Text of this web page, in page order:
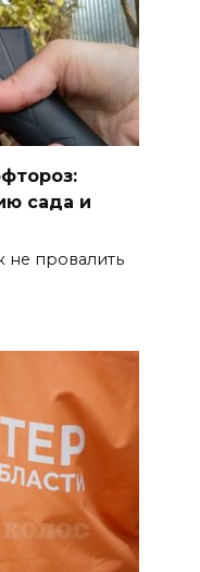
жары
в
сада и
не провалить